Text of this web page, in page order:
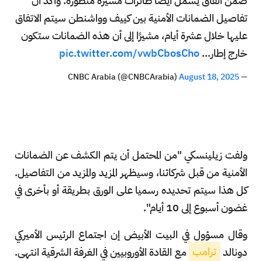
تفاصيل الضمانات الأمنية بين كييف وواشنطن سيتم الاتفاق
عليها خلال عشرة أيام، مشيرًا إلى أن هذه الضمانات ستكون
خارج إطار…pic.twitter.com/vwbCbosCho
— CNBC Arabia (@CNBCArabia)
August 18, 2025
ولفت زيلينسكي "من المحتمل أن يتم الكشف عن الضمانات
الأمنية من قبل شركائنا، وسيظهر المزيد والمزيد من التفاصيل.
كل هذا سيتم تحديده رسميا على الورق بطريقة أو بأخرى في
غضون أسبوع إلى 10 أيام".
وقال مسؤول في البيت الأبيض إن اجتماع الرئيس الأميركي
دونالد ترامب مع القادة الأوروبيين في الغرفة الشرقية انتهى.